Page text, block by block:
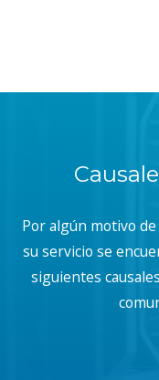
Por algún motivo
su servicio se
siguientes